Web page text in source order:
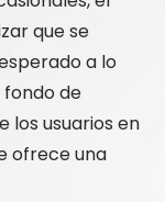
que se
a lo
fondo de
los usuarios en
ofrece una